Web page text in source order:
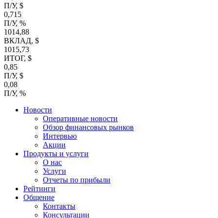
П/У, $
0,715
П/У, %
1014,88
ВКЛАД, $
1015,73
ИТОГ, $
0,85
П/У, $
0,08
П/У, %
Новости
Оперативные новости
Обзор финансовых рынков
Интервью
Акции
Продукты и услуги
О нас
Услуги
Отчеты по прибыли
Рейтинги
Общение
Контакты
Консультации